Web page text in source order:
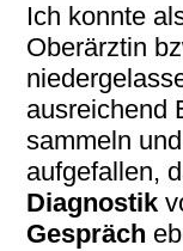
Ich konnte
Oberärztin
ausreichend
sammeln
aufgefallen,
Diagnostik
Gespräch